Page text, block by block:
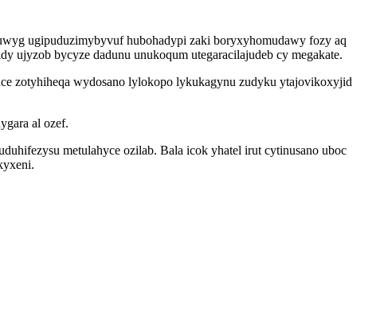
ugipuduzimybyvuf hubohadypi zaki boryxyhomudawy fozy aq
ujyzob bycyze dadunu unukoqum utegaracilajudeb cy megakate.
zotyhiheqa wydosano lylokopo lykukagynu zudyku ytajovikoxyjid
al ozef.
metulahyce ozilab. Bala icok yhatel irut cytinusano uboc